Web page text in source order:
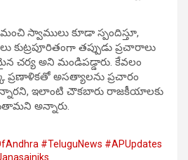
స్వాములు కూడా స్పందిస్తూ,
కుట్రపూరితంగా తప్పుడు ప్రచారాలు
అని మండిపడ్డారు. కేవలం
అసత్యాలను ప్రచారం
ఇలాంటి చౌకబారు రాజకీయాలకు
అన్నారు.
#TeluguNews #APUpdates